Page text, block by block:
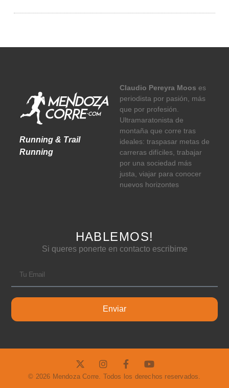
Running & Trail
Running
Claudio Pereyra Moos es
periodista por pasión, más
que por profesión.
Ultramaratonista de
montaña que corre tras
ideales: traspasar metas de
carreras difíciles, trabajar
por una sociedad más
justa, viajar para conocer
nuevos horizontes
HABLEMOS!
Si queres ponerte en contacto escribime
Enviar
© 2026 Mendoza Corre. Todos los derechos reservados.